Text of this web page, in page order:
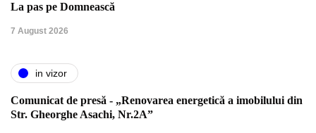
La pas pe Domnească
7 August 2026
in vizor
Comunicat de presă - „Renovarea energetică a imobilului din
Str. Gheorghe Asachi, Nr.2A”